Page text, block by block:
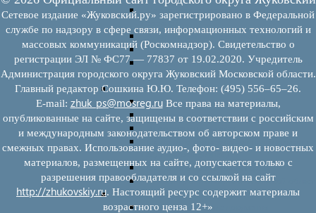
Нормативные правовые акты по
перечней
Административные регламенты
Программы по развитию МСП
Нормативные правовые акты по
мерам поддержки субъектов МСП
Имущество для бизнеса
Перечень имущества для МСП
Паспорта объектов, включенных в
Информация о льготах
Сведения о коммерческой недвижимости,
предлагаемой бизнесу
Сведения о проводимых торгах
Инвестиционная карта Московской
Коллегиальный орган
Регламентирующие документы
Сетевое издание «Жуковский.ру» зарегистрировано в Федеральной
службе по надзору в сфере связи, информационных технологий и
массовых коммуникаций (Роскомнадзор). Свидетельство о
регистрации ЭЛ № ФС77 — 77837 от 19.02.2020. Учредитель
Администрация городского округа Жуковский Московской области.
Главный редактор Сошкина Ю.Ю. Телефон: (495) 556–65–26.
E‑mail: zhuk_ps@mosreg.ruВсе права на материалы,
опубликованные на сайте, защищены в соответствии с российским
и международным законодательством об авторском праве и
смежных правах. Использование аудио-, фото- видео- и новостных
материалов, размещенных на сайте, допускается только с
разрешения правообладателя и со ссылкой на сайт
http://zhukovskiy.ru. Настоящий ресурс содержит материалы
возрастного ценза 12+»